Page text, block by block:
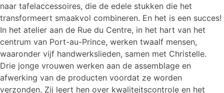
naar tafelaccessoires, die de edele stukken die het
transformeert smaakvol combineren. En het is een succes!
In het atelier aan de Rue du Centre, in het hart van het
centrum van Port-au-Prince, werken twaalf mensen,
waaronder vijf handwerkslieden, samen met Christelle.
Drie jonge vrouwen werken aan de assemblage en
afwerking van de producten voordat ze worden
verzonden. Zij leert hen over kwaliteitscontrole en het